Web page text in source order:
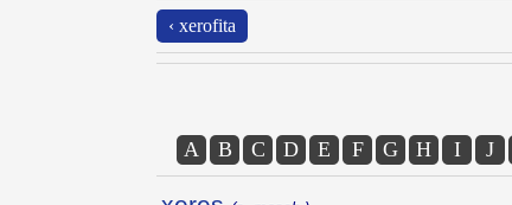
‹ xerofita
A B C D E F G H I J